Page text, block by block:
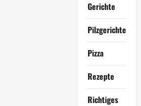
Gerichte
Pilzgerichte
Pizza
Rezepte
Richtiges